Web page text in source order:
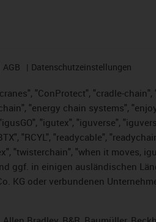
AGB Datenschutzeinstellungen
"ConProtect", "cradle-
"energy chain systems",
"igutex", "iguverse",
"RCYL", "readycable",
"twisterchain", "when it moves,
ggf. in einigen ausländischen
KG oder verbundenen